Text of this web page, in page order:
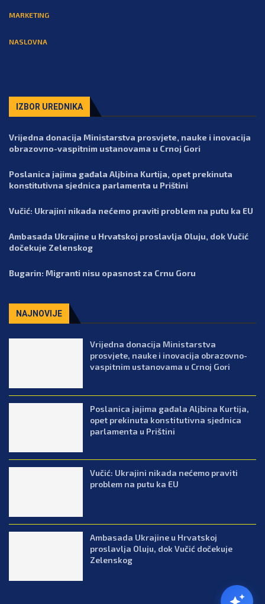
MARKETING
NASLOVNA
IZBOR UREDNIKA
Vrijedna donacija Ministarstva prosvjete, nauke i inovacija
obrazovno-vaspitnim ustanovama u Crnoj Gori
Poslanica jajima gađala Aljbina Kurtija, opet prekinuta
konstitutivna sjednica parlamenta u Prištini
Vučić: Ukrajini nikada nećemo praviti problem na putu ka EU
Ambasada Ukrajine u Hrvatskoj proslavlja Oluju, dok Vučić
dočekuje Zelenskog
Bugarin: Migranti nisu opasnost za Crnu Goru
NAJNOVIJE
Vrijedna donacija Ministarstva
prosvjete, nauke i inovacija obrazovno-
vaspitnim ustanovama u Crnoj Gori
Poslanica jajima gađala Aljbina Kurtija,
opet prekinuta konstitutivna sjednica
parlamenta u Prištini
Vučić: Ukrajini nikada nećemo praviti
problem na putu ka EU
Ambasada Ukrajine u Hrvatskoj
proslavlja Oluju, dok Vučić dočekuje
Zelenskog